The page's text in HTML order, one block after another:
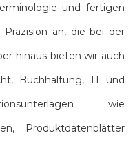
und fertigen
an, die bei der
hinaus bieten wir auch
Buchhaltung, IT und
wie
Produktdatenblätter